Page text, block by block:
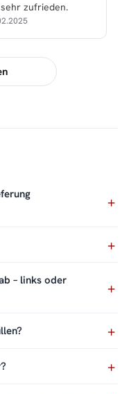
zufrieden.
– links oder